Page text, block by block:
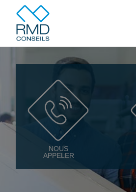
Votre
Votre
ESPACE CLIENT
NOUS
APPELER